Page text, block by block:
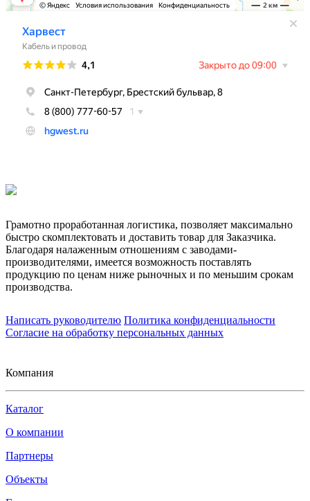
Грамотно проработанная логистика, позволяет максимально
быстро скомплектовать и доставить товар для Заказчика.
Благодаря налаженным отношениям с заводами-
производителями, имеется возможность поставлять
продукцию по ценам ниже рыночных и по меньшим срокам
производства.
Написать руководителю Политика конфиденциальности
Согласие на обработку персональных данных
Компания
Каталог
О компании
Партнеры
Объекты